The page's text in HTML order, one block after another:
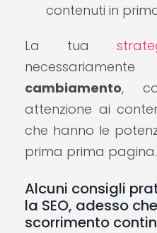
contenuti in
La tua
cambiamento,
attenzione ai
che hanno le
prima prima pagina.
Alcuni consigli
la SEO, adesso
scorrimento